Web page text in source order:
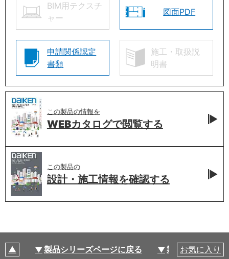
BIM用テクスチ
ャー
図面PDF
申請関係認定
書類
施工・取扱説
明書
この製品の情報を
WEBカタログで閲覧する
この製品の
設計・施工情報を確認する
製品シリーズページに戻る 製品仕様
お気に入り